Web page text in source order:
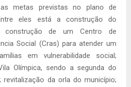
metas previstas no plano de
eles está a construção do
construção de um Centro de
Social (Cras) para atender um
em vulnerabilidade social;
Olímpica, sendo a segunda do
da orla do município;